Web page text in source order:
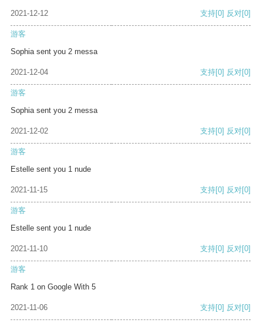
2021-12-12 支持[0] 反对[0]
游客
Sophia sent you 2 messa
2021-12-04 支持[0] 反对[0]
游客
Sophia sent you 2 messa
2021-12-02 支持[0] 反对[0]
游客
Estelle sent you 1 nude
2021-11-15 支持[0] 反对[0]
游客
Estelle sent you 1 nude
2021-11-10 支持[0] 反对[0]
游客
Rank 1 on Google With 5
2021-11-06 支持[0] 反对[0]